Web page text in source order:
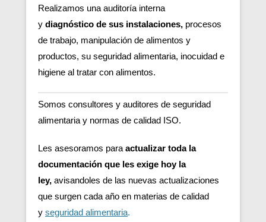
Realizamos una auditoría interna
y diagnóstico de sus instalaciones, procesos
de trabajo, manipulación de alimentos y
productos, su seguridad alimentaria, inocuidad e
higiene al tratar con alimentos.
Somos consultores y auditores de seguridad
alimentaria y normas de calidad ISO.
Les asesoramos para actualizar toda la
documentación que les exige hoy la
ley, avisandoles de las nuevas actualizaciones
que surgen cada año en materias de calidad
y seguridad alimentaria.